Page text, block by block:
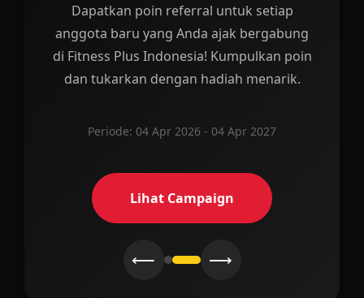
Ayo, mulai perjalanan kebugaranmu
dengan Free Trial Fitness Plus! Daftar
sekarang untuk mendapatkan akses ke
fasilitas kami selama 1 hari penuh.
Periode: 04 Apr 2026 - 04 Apr 2027
Lihat Campaign
⟵ ⟶